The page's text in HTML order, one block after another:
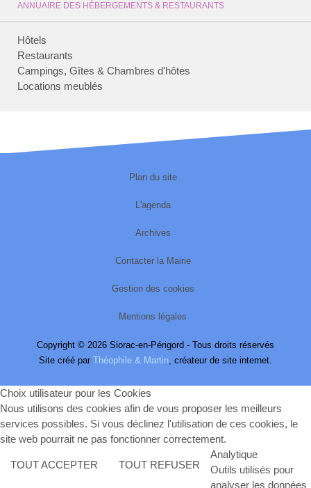
ANNUAIRE DES HÉBERGEMENTS & RESTAURANTS
Hôtels
Restaurants
Campings, Gîtes & Chambres d'hôtes
Locations meublés
Plan du site
L'agenda
Archives
Contacter la Mairie
Gestion des cookies
Mentions légales
Copyright © 2026 Siorac-en-Périgord - Tous droits réservés
Site créé par Théophile & Martin, créateur de site internet.
Choix utilisateur pour les Cookies
Nous utilisons des cookies afin de vous proposer les meilleurs
services possibles. Si vous déclinez l'utilisation de ces cookies, le
site web pourrait ne pas fonctionner correctement.
TOUT ACCEPTER TOUT REFUSER
Analytique
Outils utilisés pour
analyser les données